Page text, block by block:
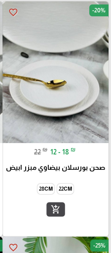
favorite_border -20%
22 ₪ 12 - 18 ₪
صحن بورسلان بيضاوي مبزر ابيض
22CM
28CM
add_shopping_cart
favorite_border -25%